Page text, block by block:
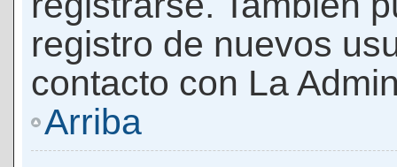
registro de nuevos
contacto con La
Arriba